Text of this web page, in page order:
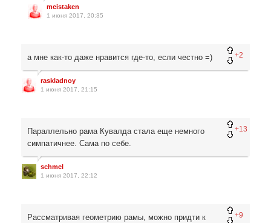
meistaken
1 июня 2017, 20:35
+2
а мне как-то даже нравится где-то, если честно =)
raskladnoy
1 июня 2017, 21:15
+13
Параллельно рама Кувалда стала еще немного
симпатичнее. Сама по себе.
schmel
1 июня 2017, 22:12
+9
Рассматривая геометрию рамы, можно придти к